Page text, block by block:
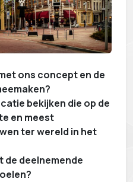
ons concept en de
bekijken die op de
en meest
ter wereld in het
de deelnemende